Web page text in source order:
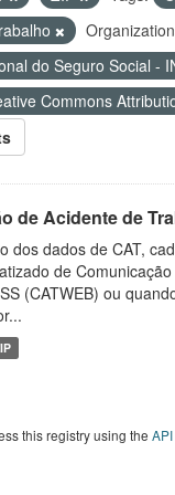
do Seguro Social -
Commons
de Acidente de
dos dados de CAT,
de
(CATWEB) ou
this registry using the API